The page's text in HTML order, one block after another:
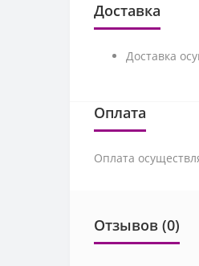
Доставка
Доставка
Оплата
Оплата
Отзывов (0)